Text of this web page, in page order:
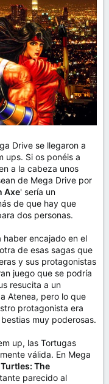
Drive se llegaron a
ups. Si os ponéis a
a la cabeza unos
de Mega Drive por
Axe' sería un
de que hay que
dos personas.
encajado en el
de esas sagas que
y sus protagonistas
juego que se podría
resucita a un
Atenea, pero lo que
protagonista era
muy poderosas.
up, las Tortugas
válida. En Mega
The
parecido al